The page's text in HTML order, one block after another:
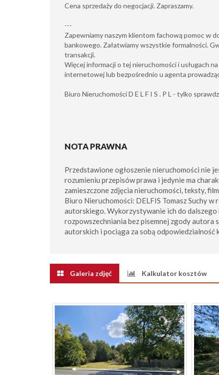
Cena sprzedaży do negocjacji. Zapraszamy.
---
Zapewniamy naszym klientom fachową pomoc w
bankowego. Załatwiamy wszystkie formalności.
transakcji.
Więcej informacji o tej nieruchomości i usługach
internetowej lub bezpośrednio u agenta
Biuro Nieruchomości D E L F I S . P L - tylko
NOTA PRAWNA
Przedstawione ogłoszenie nieruchomości nie
rozumieniu przepisów prawa i jedynie ma
zamieszczone zdjęcia nieruchomości, teksty,
Biuro Nieruchomości: DELFIS Tomasz Suchy w
autorskiego. Wykorzystywanie ich do dalszego
rozpowszechniania bez pisemnej zgody autora
autorskich i pociąga za sobą odpowiedzialność
Galeria zdjęć Kalkulator kosztów